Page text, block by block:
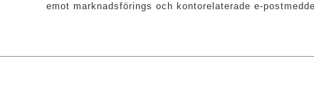
emot marknadsförings och kontorelaterade e-